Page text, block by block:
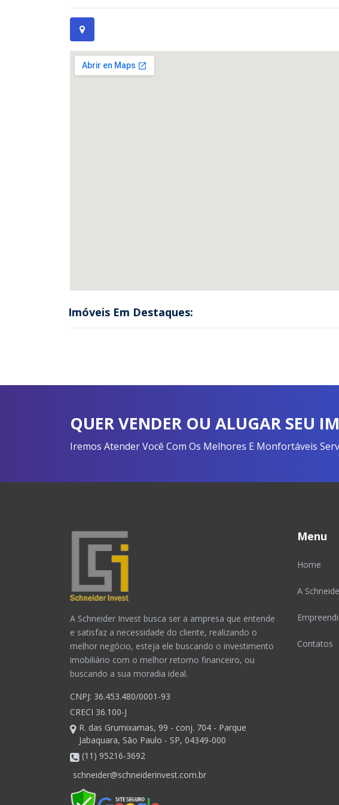
Imóveis Em Destaques:
QUER VENDER OU ALUGAR SEU
Iremos Atender Você Com Os Melhores E Monfortáveis
A Schneider Invest busca ser a ampresa que entende
e satisfaz a necessidade do cliente, realizando o
melhor negócio, esteja ele buscando o investimento
imobiliário com o melhor retorno financeiro, ou
buscando a sua moradia ideal.
CNPJ: 36.453.480/0001-93
CRECI 36.100-J
R. das Grumixamas, 99 - conj. 704 - Parque
Jabaquara, São Paulo - SP, 04349-000
(11) 95216-3692
schneider@schneiderinvest.com.br
Menu
Home
A
Contatos